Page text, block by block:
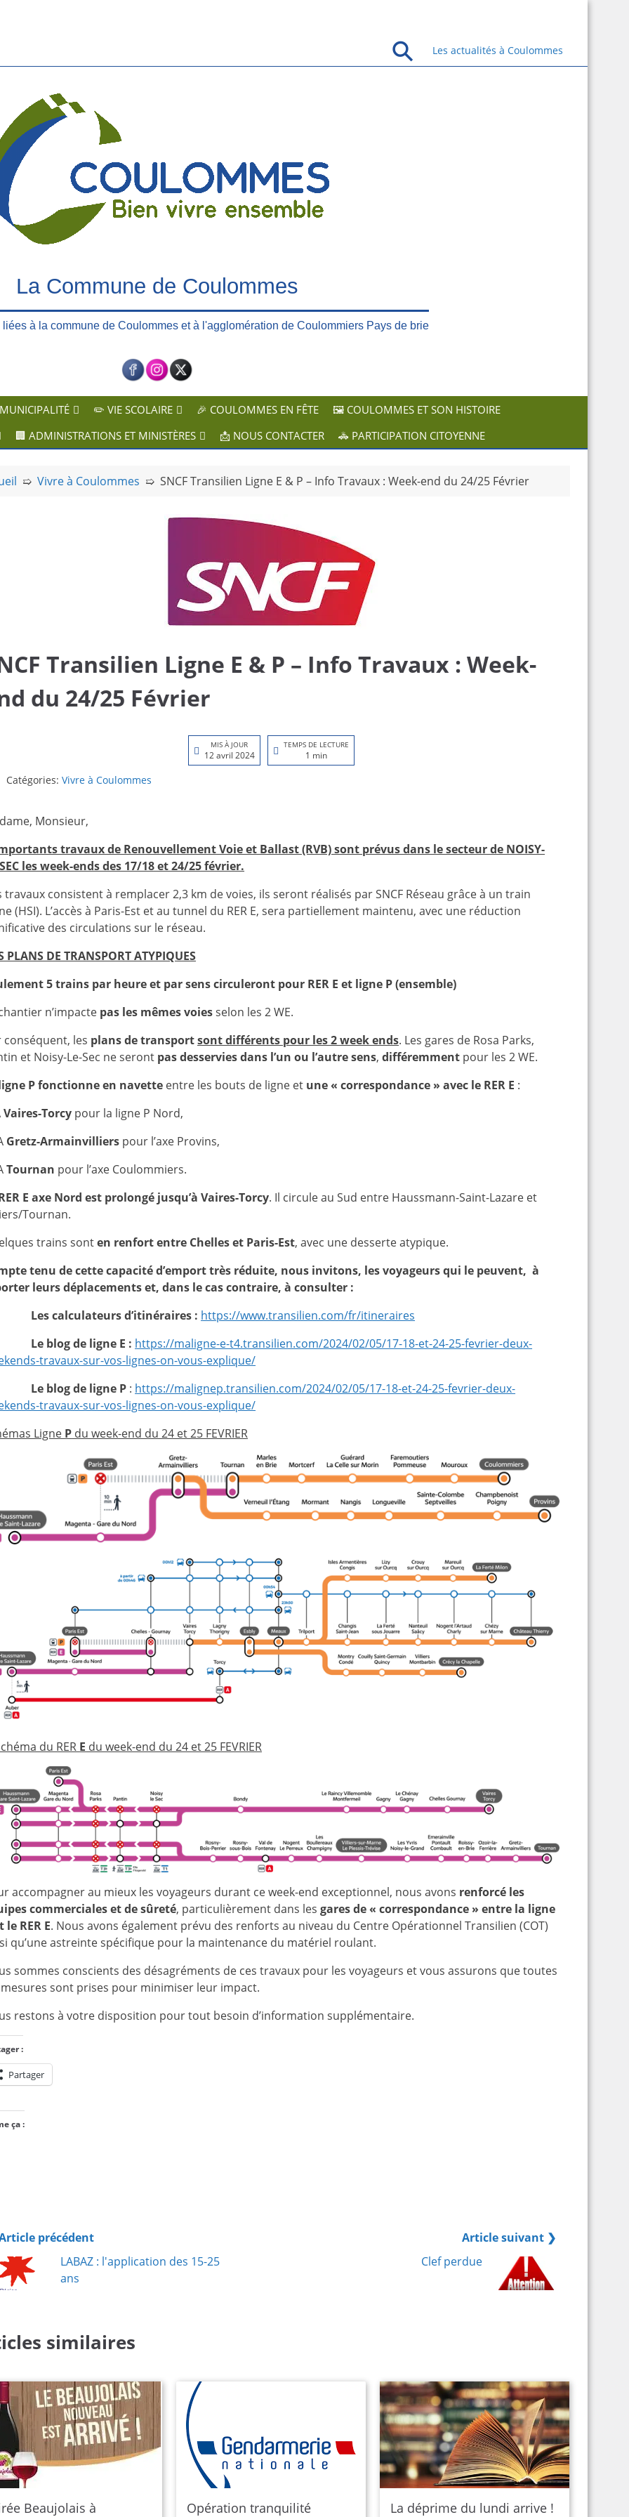
Les actualités à Coulommes
La Commune de Coulommes
à la commune de Coulommes et à l'agglomération de Coulommiers Pays de brie
✏️ VIE SCOLAIRE 🎉 COULOMMES EN FÊTE
🖼️ COULOMMES ET SON HISTOIRE
🏢 ADMINISTRATIONS ET MINISTÈRES 📩 NOUS CONTACTER 🚓 PARTICIPATION CITOYENNE
➯Vivre à Coulommes ➯SNCF Transilien Ligne E & P – Info Travaux : Week-end du 24/25 Février
Transilien Ligne E & P – Info Travaux : Week-
du 24/25 Février
MIS À JOUR
12 avril 2024
TEMPS DE LECTURE
1 min
Catégories:Vivre à Coulommes
Monsieur,
travaux de Renouvellement Voie et Ballast (RVB) sont prévus dans le secteur de NOISY-
les week-ends des 17/18 et 24/25 février.
travaux consistent à remplacer 2,3 km de voies, ils seront réalisés par SNCF Réseau grâce à un train
(HSI). L’accès à Paris-Est et au tunnel du RER E, sera partiellement maintenu, avec une réduction
des circulations sur le réseau.
PLANS DE TRANSPORT ATYPIQUES
5 trains par heure et par sens circuleront pour RER E et ligne P (ensemble)
n’impacte pas les mêmes voiesselon les 2 WE.
conséquent, les plans de transportsont différents pour les 2 week ends. Les gares de Rosa Parks,
et Noisy-Le-Sec ne seront pas desservies dans l’un ou l’autre sens,différemment pour les 2 WE.
P fonctionne en navette entre les bouts de ligne et une « correspondance » avec le RER E :
Vaires-Torcy pour la ligne P Nord,
Gretz-Armainvilliers pour l’axe Provins,
Tournan pour l’axe Coulommiers.
E axe Nord est prolongé jusqu’à Vaires-Torcy. Il circule au Sud entre Haussmann-Saint-Lazare et
Tournan.
trains sonten renfort entre Chelles et Paris-Est, avec une desserte atypique.
tenu de cette capacité d’emport très réduite, nous invitons, les voyageurs qui le peuvent, à
leurs déplacements et, dans le cas contraire, à consulter :
Les calculateurs d’itinéraires : https://www.transilien.com/fr/itineraires
Le blog de ligne E : https://maligne-e-t4.transilien.com/2024/02/05/17-18-et-24-25-fevrier-deux-
travaux-sur-vos-lignes-on-vous-explique/
Le blog de ligne P : https://malignep.transilien.com/2024/02/05/17-18-et-24-25-fevrier-deux-
travaux-sur-vos-lignes-on-vous-explique/
Ligne P du week-end du 24 et 25 FEVRIER
du RER E du week-end du 24 et 25 FEVRIER
accompagner au mieux les voyageurs durant ce week-end exceptionnel, nous avons renforcé les
commerciales et de sûreté, particulièrement dans lesgares de « correspondance » entre la ligne
le RER E. Nous avons également prévu des renforts au niveau du Centre Opérationnel Transilien (COT)
qu’une astreinte spécifique pour la maintenance du matériel roulant.
sommes conscients des désagréments de ces travaux pour les voyageurs et vous assurons que toutes
sont prises pour minimiser leur impact.
restons à votre disposition pour tout besoin d’information supplémentaire.
:
Partager
ça :
précédent
LABAZ : l'application des 15-25
ans
Article suivant ❯
Clef perdue
similaires
Beaujolais à Opération tranquilité La déprime du lundi arrive !